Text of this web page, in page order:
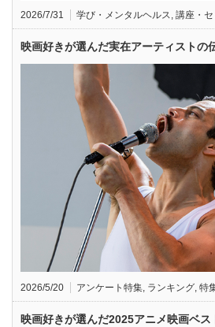
2026/7/31 学び・メンタルヘルス, 講座・
映画好きが選んだ実在アーティストの
2026/5/20 アンケート特集, ランキング, 特
映画好きが選んだ2025アニメ映画ベス